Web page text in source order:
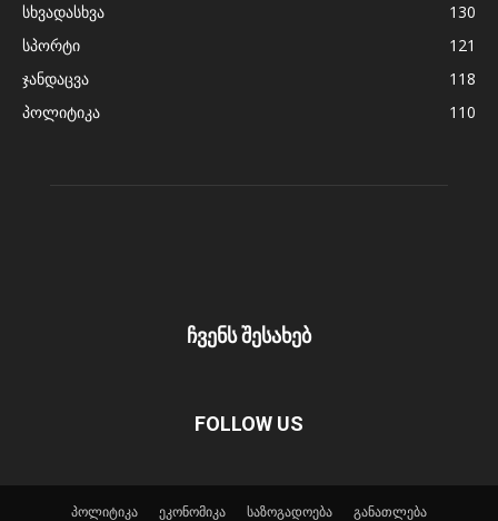
სხვადასხვა
130
სპორტი
121
ჯანდაცვა
118
პოლიტიკა
110
ჩვენს შესახებ
FOLLOW US
პოლიტიკა ეკონომიკა საზოგადოება განათლება